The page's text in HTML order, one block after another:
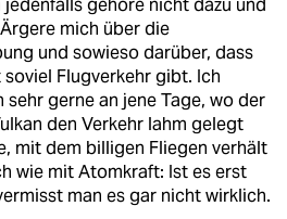
jedenfalls gehöre nicht dazu und
mich über die
und sowieso darüber, dass
Flugverkehr gibt. Ich
sehr gerne an jene Tage, wo der
den Verkehr lahm gelegt
mit dem billigen Fliegen verhält
wie mit Atomkraft: Ist es erst
man es gar nicht wirklich.